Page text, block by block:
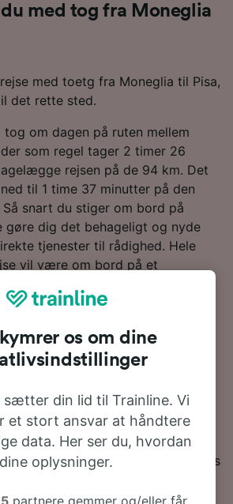
med tog fra Moneglia
med toetg fra Moneglia til Pisa,
det rette sted.
om dagen på ruten mellem
som regel tager 2 timer 26
rejsen på de 94 km. Det
til 1 time 37 minutter på den
snart du stiger om bord på
gøre dig det behageligt og nyde
tjenester til rådighed. Hele
vil være om bord på et
er den største togoperatør på
øverst på siden for at
Vi vil vise dig, hvor meget
fra Moneglia til Pisa, hvis
til Pisa? Du behøver ikke at
med os i dag! Ønsker du at
rejsen først, så kan du finde vores
tips til, hvordan du finder billige
stillede spørgsmål, deriblandt
os om dine
sætter din lid til Trainline. Vi
et stort ansvar at håndtere
data. Her ser du, hvordan
oplysninger.
partnere gemmer og/eller får